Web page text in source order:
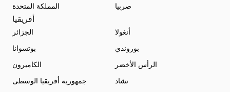
المملكة المتحدة
صربيا
أفريقيا
الجزائر
أنغولا
بوتسوانا
بوروندي
الكاميرون
الرأس الأخضر
جمهورية أفريقيا الوسطى
تشاد